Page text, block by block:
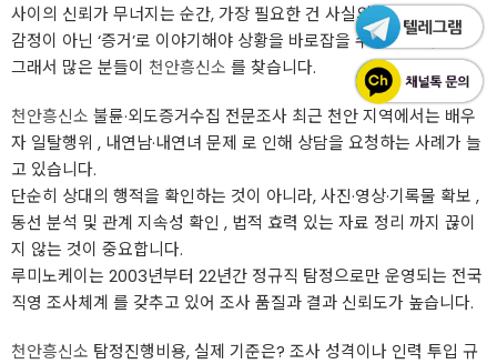
사이의 신뢰가 무너지는 순간, 가장 필요한 건 사실의 확인 입니다.
감정이 아닌 ‘증거’로 이야기해야 상황을 바로잡을 수 있습니다.
그래서 많은 분들이 천안흥신소 를 찾습니다.
천안흥신소 불륜·외도증거수집 전문조사 최근 천안 지역에서는 배우
자 일탈행위 , 내연남·내연녀 문제 로 인해 상담을 요청하는 사례가 늘
고 있습니다.
단순히 상대의 행적을 확인하는 것이 아니라, 사진·영상·기록물 확보 ,
동선 분석 및 관계 지속성 확인 , 법적 효력 있는 자료 정리 까지 끊이
지 않는 것이 중요합니다.
루미노케이는 2003년부터 22년간 정규직 탐정으로만 운영되는 전국
직영 조사체계 를 갖추고 있어 조사 품질과 결과 신뢰도가 높습니다.
천안흥신소 탐정진행비용, 실제 기준은? 조사 성격이나 인력 투입 규